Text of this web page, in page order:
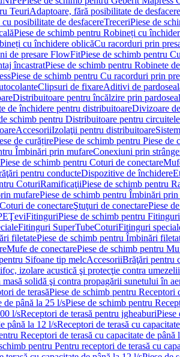
TeuriAdaptoare, fără posibilitate de desfacere
posibilitate de desfacereTreceriPiese de
Piese de schimb pentru Robineți cu
cu închidere oblicăCu racorduri prin
de presare FlowFitPiese de schimb pentru
încastratPiese de schimb pentru Robinete
Piese de schimb pentru Cu racorduri prin
Clipsuri de fixareAditivi de
Distribuitoare pentru încălzire prin
de închidere pentru distribuitoareDivizoare
schimb pentru Distribuitoare pentru
AccesoriiIzolaţii pentru distribuitoare
de curățirePiese de schimb pentru Piese de
Îmbinări prin mufareConexiuni prin
Piese de schimb pentru Coturi de conectare
pentru conducteDispozitive de închidere
CoturiRamificaţiiPiese de schimb pentru
mufarePiese de schimb pentru Îmbinări
de conectareŞtuţuri de conectarePiese
ŢeviFitinguriPiese de schimb pentru Fitinguri
Fitinguri SuperTubeCoturiFitinguri
filetatePiese de schimb pentru Îmbinări
Mufe de conectarePiese de schimb pentru
Sifoane tip melcAccesoriiBrăţări pentru
izolare acustică şi protecţie contra umezelii
solidă şi contra propagării sunetului în
de terasăPiese de schimb pentru Receptori
de până la 25 l/sPiese de schimb pentru
l/sReceptori de terasă pentru jgheaburiPiese
până la 12 l/sReceptori de terasă cu
Receptori de terasă cu capacitate de până
pentru Pentru receptori de terasă cu